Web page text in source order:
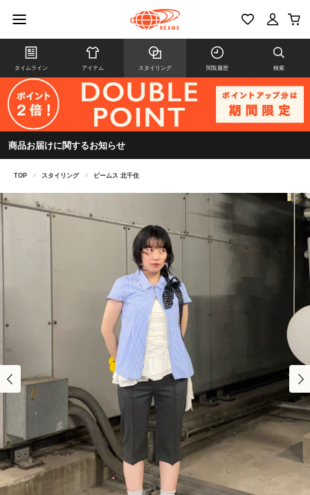
タイムライン アイテム スタイリング 閲覧履歴 検索
商品お届けに関するお知らせ
TOP > スタイリング > ビームス 北千住